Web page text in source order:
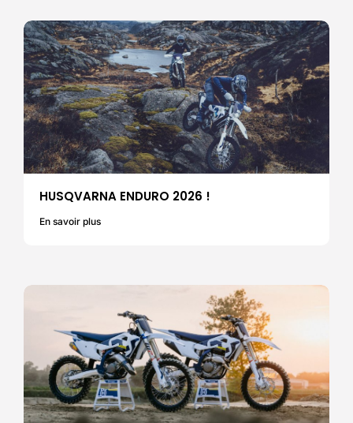
HUSQVARNA ENDURO 2026 !
En savoir plus